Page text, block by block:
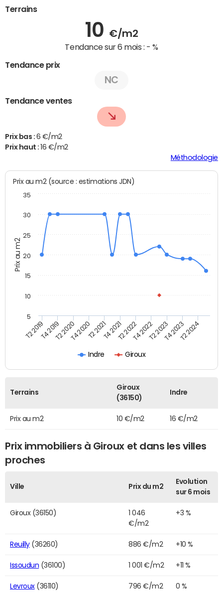
Terrains
10 €/m2
Tendance sur 6 mois : - %
Tendance prix
NC
Tendance ventes
Prix bas : 6 €/m2
Prix haut :16 €/m2
Méthodologie
Prix au m2
Prix au m2 (source : estimations JDN)
Indre Giroux
T2 2019T4 2019T2 2020T4 2020T2 2021T4 2021T2 2022T4 2022T2 2023T4 2023T2 2024
5
10
15
20
25
30
35
Terrains
Giroux
(36150)
Indre
Prix au m2 10 €/m2 16 €/m2
Prix immobiliers à Giroux et dans les villes
proches
Ville Prix du m2
Evolution
sur 6 mois
Giroux (36150)
1 046
€/m2
+3 %
Reuilly(36260) 886 €/m2 +10 %
Issoudun (36100) 1 001 €/m2 +11 %
Levroux(36110) 796 €/m2 0 %